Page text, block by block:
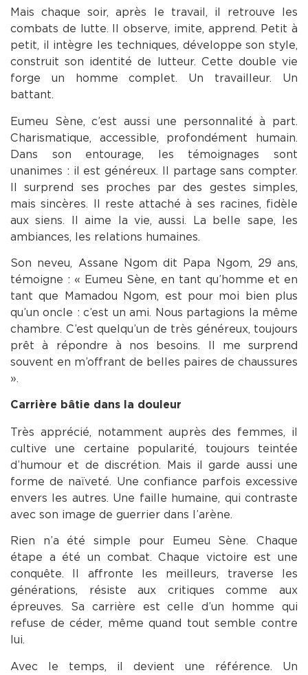
Mais chaque soir, après le travail, il retrouve les
combats de lutte. Il observe, imite, apprend. Petit à
petit, il intègre les techniques, développe son style,
construit son identité de lutteur. Cette double vie
forge un homme complet. Un travailleur. Un
battant.
Eumeu Sène, c’est aussi une personnalité à part.
Charismatique, accessible, profondément humain.
Dans son entourage, les témoignages sont
unanimes : il est généreux. Il partage sans compter.
Il surprend ses proches par des gestes simples,
mais sincères. Il reste attaché à ses racines, fidèle
aux siens. Il aime la vie, aussi. La belle sape, les
ambiances, les relations humaines.
Son neveu, Assane Ngom dit Papa Ngom, 29 ans,
témoigne : « Eumeu Sène, en tant qu’homme et en
tant que Mamadou Ngom, est pour moi bien plus
qu’un oncle : c’est un ami. Nous partagions la même
chambre. C’est quelqu’un de très généreux, toujours
prêt à répondre à nos besoins. Il me surprend
souvent en m’offrant de belles paires de chaussures
».
Carrière bâtie dans la douleur
Très apprécié, notamment auprès des femmes, il
cultive une certaine popularité, toujours teintée
d’humour et de discrétion. Mais il garde aussi une
forme de naïveté. Une confiance parfois excessive
envers les autres. Une faille humaine, qui contraste
avec son image de guerrier dans l’arène.
Rien n’a été simple pour Eumeu Sène. Chaque
étape a été un combat. Chaque victoire est une
conquête. Il affronte les meilleurs, traverse les
générations, résiste aux critiques comme aux
épreuves. Sa carrière est celle d’un homme qui
refuse de céder, même quand tout semble contre
lui.
Avec le temps, il devient une référence. Un